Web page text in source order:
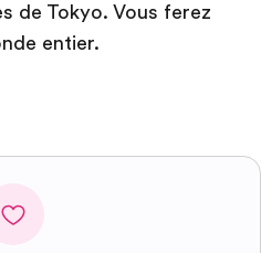
de Tokyo. Vous ferez
entier.